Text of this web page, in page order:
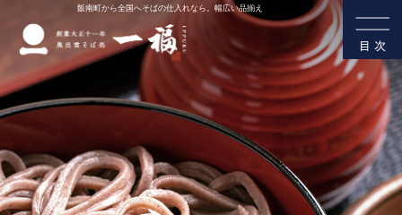
飯南町から全国へそばの仕入れなら。幅広い品揃え